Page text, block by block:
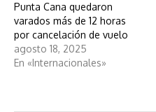
Punta Cana quedaron
varados más de 12 horas
por cancelación de vuelo
agosto 18, 2025
En «Internacionales»